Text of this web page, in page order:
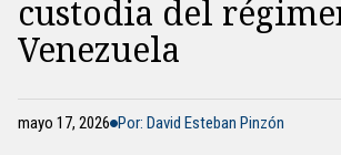
custodia del
Venezuela
mayo 17, 2026 Por: David Esteban Pinzón